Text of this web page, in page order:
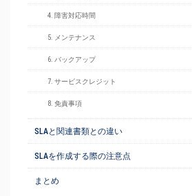
4. 障害対応時間
5. メンテナンス
6. バックアップ
7. サービスクレジット
8. 免責事項
SLAと関連書類との違い
SLAを作成する際の注意点
まとめ